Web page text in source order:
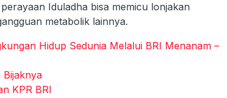
Iduladha bisa memicu lonjakan
metabolik lainnya.
Hidup Sedunia Melalui BRI Menanam –
Bijaknya
KPR BRI